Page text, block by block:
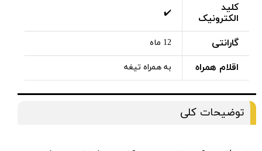
کلید
الکترونیک
✔️
گارانتی 12 ماه
اقلام همراه به همراه تیغه
توضیحات کلی